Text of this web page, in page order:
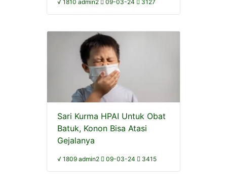
√ 1810 admin2 09-03-24 3127
Sari Kurma HPAI Untuk Obat
Batuk, Konon Bisa Atasi
Gejalanya
√ 1809 admin2 09-03-24 3415